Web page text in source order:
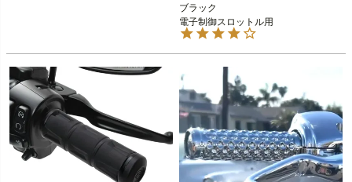
AVON GRIPS(エイボン グリップ)
ブラック
電子制御スロットル用